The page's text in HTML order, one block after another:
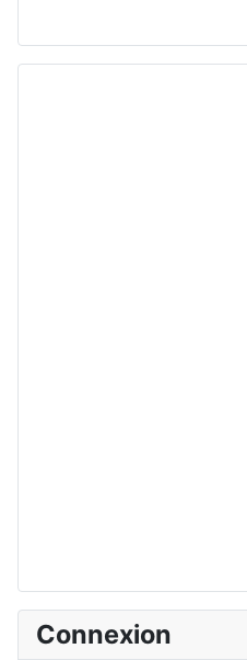
Connexion